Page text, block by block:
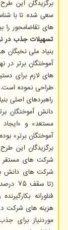
برگزیدگان این
سعی شده تا با
های تقاضامحور را
تسهیلات جذب در
بنیاد ملی
آموختگان برتر در
های لازم برای
طراحی نموده است.
راهبردهای اصلی
دانش آموختگان
مستعد» و
آموختگان برتر»
برگزیدگان این
شرکت های مستقر
شرکت های دانش
(تا
هزینه های شرکت
موردنیاز برای